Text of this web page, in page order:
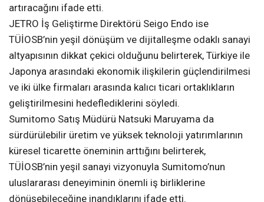
artıracağını ifade etti.
JETRO İş Geliştirme Direktörü Seigo Endo ise
TÜİOSB’nin yeşil dönüşüm ve dijitalleşme odaklı sanayi
altyapısının dikkat çekici olduğunu belirterek, Türkiye ile
Japonya arasındaki ekonomik ilişkilerin güçlendirilmesi
ve iki ülke firmaları arasında kalıcı ticari ortaklıkların
geliştirilmesini hedeflediklerini söyledi.
Sumitomo Satış Müdürü Natsuki Maruyama da
sürdürülebilir üretim ve yüksek teknoloji yatırımlarının
küresel ticarette öneminin arttığını belirterek,
TÜİOSB’nin yeşil sanayi vizyonuyla Sumitomo’nun
uluslararası deneyiminin önemli iş birliklerine
dönüşebileceğine inandıklarını ifade etti.